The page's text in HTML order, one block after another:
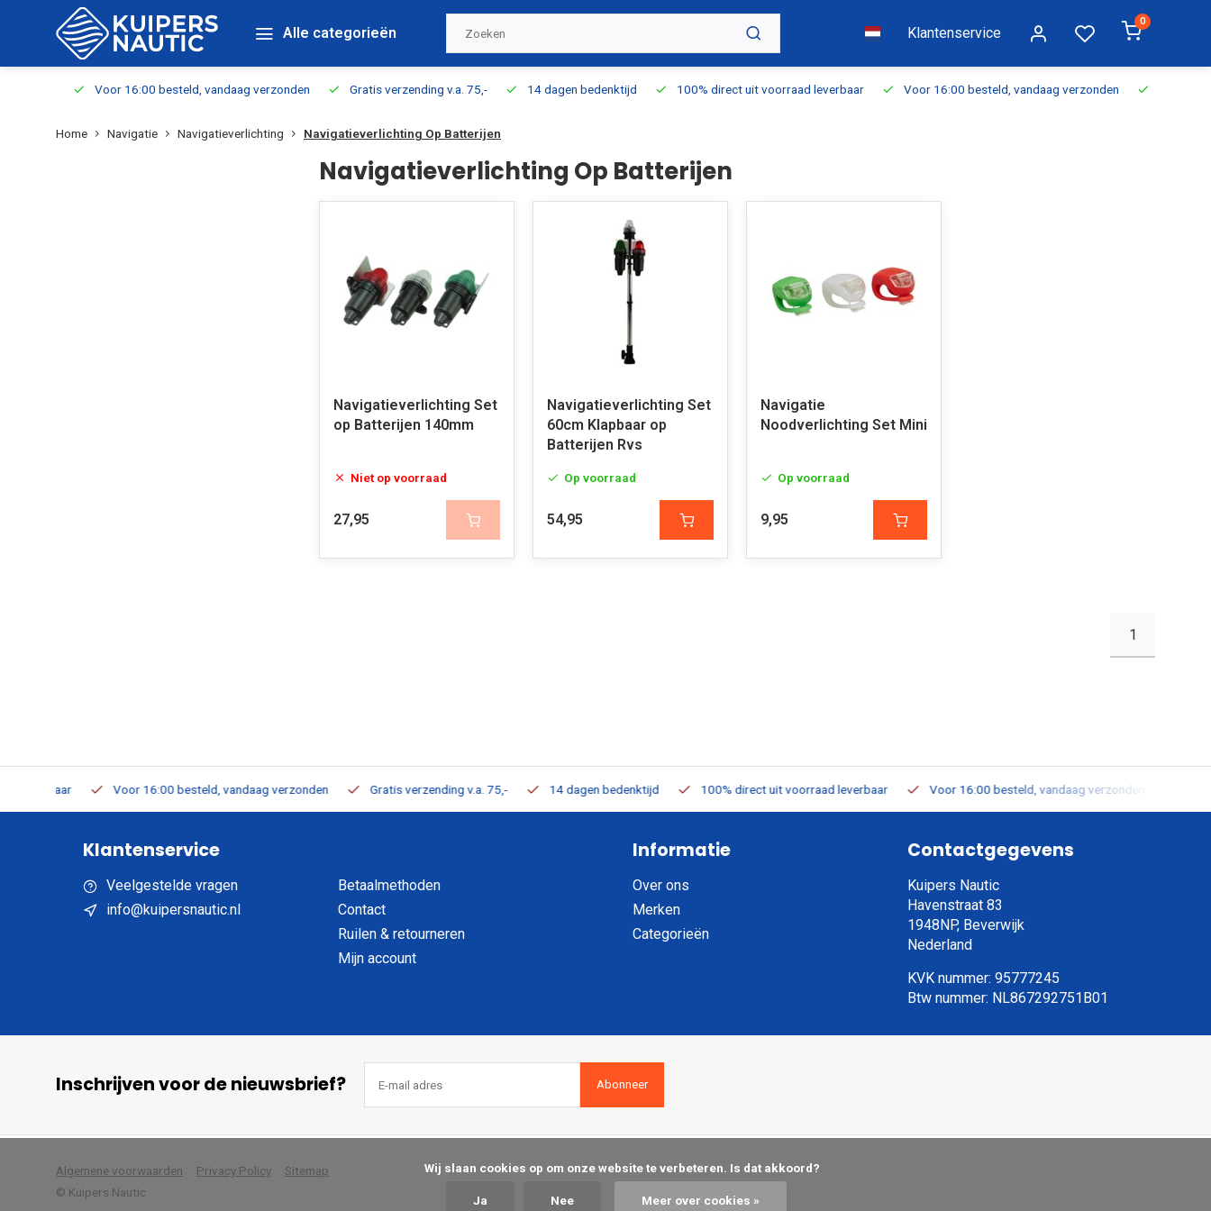
Alle categorieën Klantenservice
0
Voor 16:00 besteld, vandaag verzonden Gratis verzending v.a. 75,- 14 dagen bedenktijd 100% direct uit voorraad leverbaar Voor 16:00 besteld, vandaag verzonden Gratis
Home Navigatie Navigatieverlichting Navigatieverlichting Op Batterijen
Navigatieverlichting Op Batterijen
Navigatieverlichting Set
op Batterijen 140mm
Niet op voorraad
27,95
Navigatieverlichting Set
60cm Klapbaar op
Batterijen Rvs
Op voorraad
54,95
Navigatie
Noodverlichting Set Mini
Op voorraad
9,95
1
Voor 16:00 besteld, vandaag verzonden Gratis verzending v.a. 75,- 14 dagen bedenktijd 100% direct uit voorraad leverbaar Voor 16:00 besteld, vandaag verzonden
Klantenservice
Veelgestelde vragen
info@kuipersnautic.nl
Betaalmethoden
Contact
Ruilen & retourneren
Mijn account
Informatie
Over ons
Merken
Categorieën
Contactgegevens
Kuipers Nautic
Havenstraat 83
1948NP, Beverwijk
Nederland
KVK nummer: 95777245
Btw nummer: NL867292751B01
Inschrijven voor de nieuwsbrief? Abonneer
Algemene voorwaarden Privacy Policy
Sitemap
© Kuipers Nautic
Ja Nee Meer over cookies »